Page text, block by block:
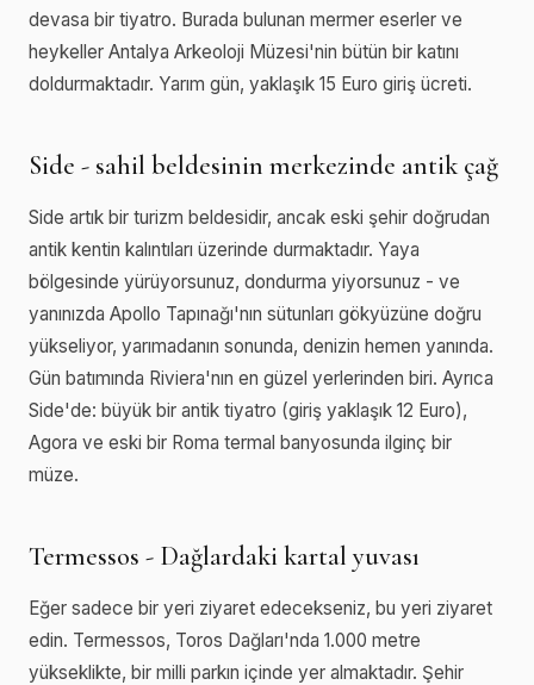
devasa bir tiyatro. Burada bulunan mermer eserler ve
heykeller Antalya Arkeoloji Müzesi'nin bütün bir katını
doldurmaktadır. Yarım gün, yaklaşık 15 Euro giriş ücreti.
Side - sahil beldesinin merkezinde antik çağ
Side artık bir turizm beldesidir, ancak eski şehir doğrudan
antik kentin kalıntıları üzerinde durmaktadır. Yaya
bölgesinde yürüyorsunuz, dondurma yiyorsunuz - ve
yanınızda Apollo Tapınağı'nın sütunları gökyüzüne doğru
yükseliyor, yarımadanın sonunda, denizin hemen yanında.
Gün batımında Riviera'nın en güzel yerlerinden biri. Ayrıca
Side'de: büyük bir antik tiyatro (giriş yaklaşık 12 Euro),
Agora ve eski bir Roma termal banyosunda ilginç bir
müze.
Termessos - Dağlardaki kartal yuvası
Eğer sadece bir yeri ziyaret edecekseniz, bu yeri ziyaret
edin. Termessos, Toros Dağları'nda 1.000 metre
yükseklikte, bir milli parkın içinde yer almaktadır. Şehir